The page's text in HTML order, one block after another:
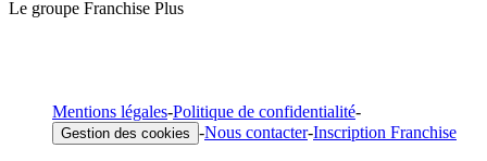
Le groupe Franchise Plus
Mentions légales-Politique de confidentialité-
Gestion des cookies -Nous contacter-Inscription Franchise